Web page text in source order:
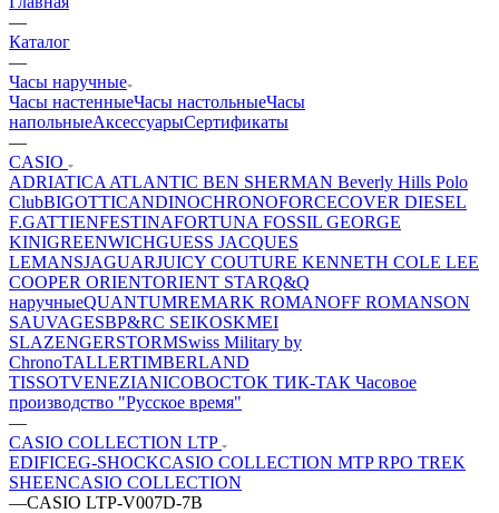
—
Каталог
—
Часы наручные
Часы настенныеЧасы настольныеЧасы
напольныеАксессуарыСертификаты
—
CASIO
ADRIATICA ATLANTIC BEN SHERMAN Beverly Hills Polo
ClubBIGOTTICANDINOCHRONOFORCECOVER DIESEL
F.GATTIENFESTINAFORTUNA FOSSIL GEORGE
KINIGREENWICHGUESS JACQUES
LEMANSJAGUARJUICY COUTURE KENNETH COLE LEE
COOPER ORIENTORIENT STARQ&Q
наручныеQUANTUMREMARK ROMANOFF ROMANSON
SAUVAGESBP&RC SEIKOSKMEI
SLAZENGERSTORMSwiss Military by
ChronoTALLERTIMBERLAND
TISSOTVENEZIANICOВОСТОК ТИК-ТАК Часовое
производство "Русское время"
—
CASIO COLLECTION LTP
EDIFICEG-SHOCKCASIO COLLECTION MTPRPO TREK
SHEENCASIO COLLECTION
—CASIO LTP-V007D-7B